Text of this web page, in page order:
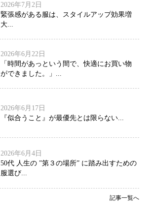
2026年7月2日
緊張感がある服は、スタイルアップ効果増
大...
2026年6月22日
「時間があっという間で、快適にお買い物
ができました。」...
2026年6月17日
『似合うこと』が最優先とは限らない...
2026年6月4日
50代 人生の ”第３の場所” に踏み出すための
服選び...
記事一覧へ